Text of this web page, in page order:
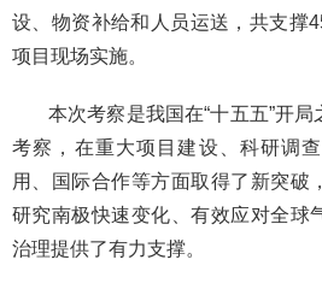
设、物资补给和人员运送，共支撑
项目现场实施。
本次考察是我国在“十五五”开
考察，在重大项目建设、科研调
用、国际合作等方面取得了新突破
研究南极快速变化、有效应对全球
治理提供了有力支撑。